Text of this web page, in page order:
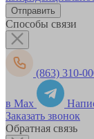
Способы связи
(863) 310-
в Max
Заказать звонок
Обратная связь